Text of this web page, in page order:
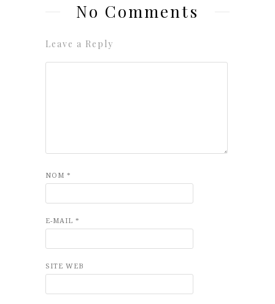
No Comments
Leave a Reply
NOM *
E-MAIL *
SITE WEB